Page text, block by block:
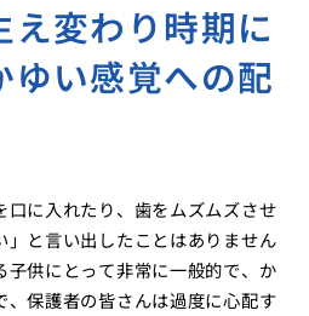
え変わり時期に
ゆい感覚への配
口に入れたり、歯をムズムズさせ
」と言い出したことはありません
子供にとって非常に一般的で、か
、保護者の皆さんは過度に心配す